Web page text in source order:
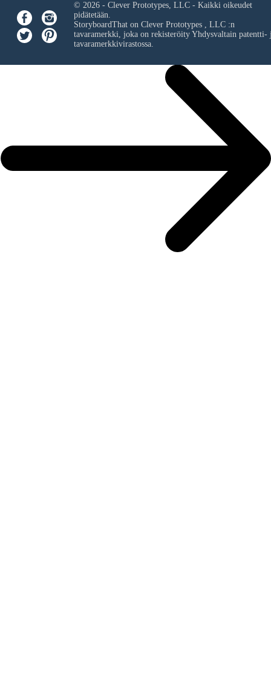
© 2026 - Clever Prototypes, LLC - Kaikki oikeudet
pidätetään.
StoryboardThat on Clever Prototypes , LLC:n
tavaramerkki, joka on rekisteröity Yhdysvaltain patentti-
tavaramerkkivirastossa.